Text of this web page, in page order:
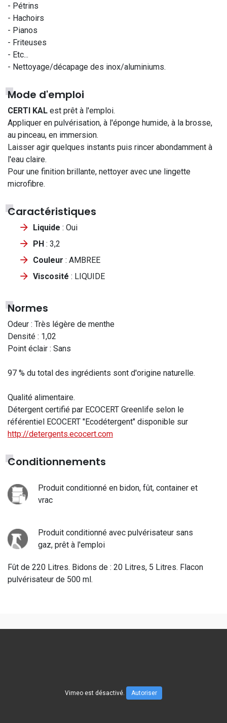
- Pétrins
- Hachoirs
- Pianos
- Friteuses
- Etc...
- Nettoyage/décapage des inox/aluminiums.
Mode d'emploi
CERTI KAL est prêt à l'emploi.
Appliquer en pulvérisation, à l'éponge humide, à la brosse,
au pinceau, en immersion.
Laisser agir quelques instants puis rincer abondamment à
l'eau claire.
Pour une finition brillante, nettoyer avec une lingette
microfibre.
Caractéristiques
Liquide : Oui
PH : 3,2
Couleur : AMBREE
Viscosité : LIQUIDE
Normes
Odeur : Très légère de menthe
Densité : 1,02
Point éclair : Sans
97 % du total des ingrédients sont d'origine naturelle.
Qualité alimentaire.
Détergent certifié par ECOCERT Greenlife selon le
référentiel ECOCERT "Ecodétergent" disponible sur
http://detergents.ecocert.com
Conditionnements
Produit conditionné en bidon, fût, container et
vrac
Produit conditionné avec pulvérisateur sans
gaz, prêt à l'emploi
Fût de 220 Litres. Bidons de : 20 Litres, 5 Litres. Flacon
pulvérisateur de 500 ml.
Vimeo est désactivé. Autoriser